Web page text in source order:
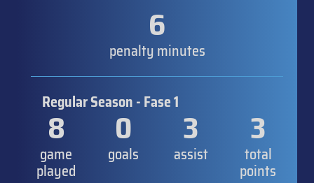
6
penalty minutes
Regular Season - Fase 1
8
game
played
0
goals
3
assist
3
total
points